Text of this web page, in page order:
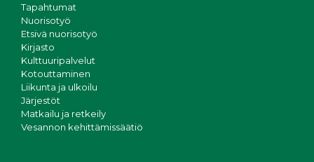
Tapahtumat
Nuorisotyö
Etsivä nuorisotyö
Kirjasto
Kulttuuripalvelut
Kotouttaminen
Liikunta ja ulkoilu
Järjestöt
Matkailu ja retkeily
Vesannon kehittämissäätiö